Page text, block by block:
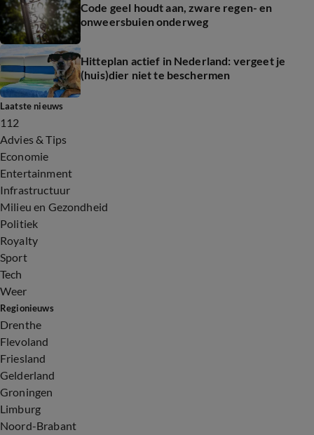
Code geel houdt aan, zware regen- en
onweersbuien onderweg
Hitteplan actief in Nederland: vergeet je
(huis)dier niet te beschermen
Laatste nieuws
112
Advies & Tips
Economie
Entertainment
Infrastructuur
Milieu en Gezondheid
Politiek
Royalty
Sport
Tech
Weer
Regionieuws
Drenthe
Flevoland
Friesland
Gelderland
Groningen
Limburg
Noord-Brabant